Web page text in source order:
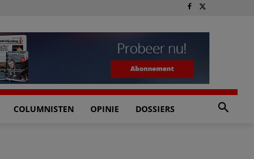
COLUMNISTEN OPINIE DOSSIERS